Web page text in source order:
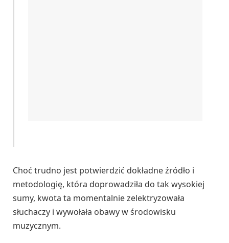
Choć trudno jest potwierdzić dokładne źródło i
metodologię, która doprowadziła do tak wysokiej
sumy, kwota ta momentalnie zelektryzowała
słuchaczy i wywołała obawy w środowisku
muzycznym.